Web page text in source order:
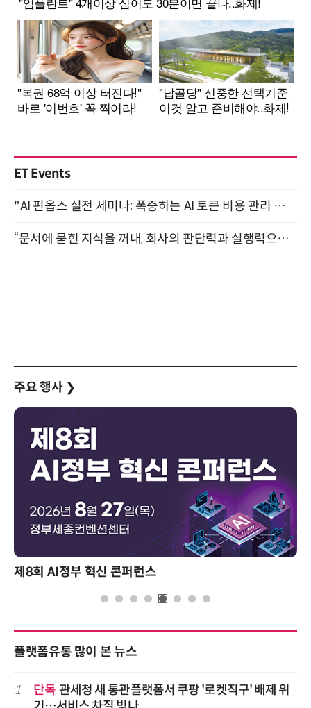
ET Events
"AI 핀옵스 실전 세미나: 폭증하는 AI 토큰 비용 관리 전략" 8월 21일 개최
“문서에 묻힌 지식을 꺼내, 회사의 판단력과 실행력으로 바꾸다” (8/20)
주요 행사 ❯
제8회 AI정부 혁신 콘퍼런스
플랫폼유통 많이 본 뉴스
1 단독 관세청 새 통관플랫폼서 쿠팡 '로켓직구' 배제 위